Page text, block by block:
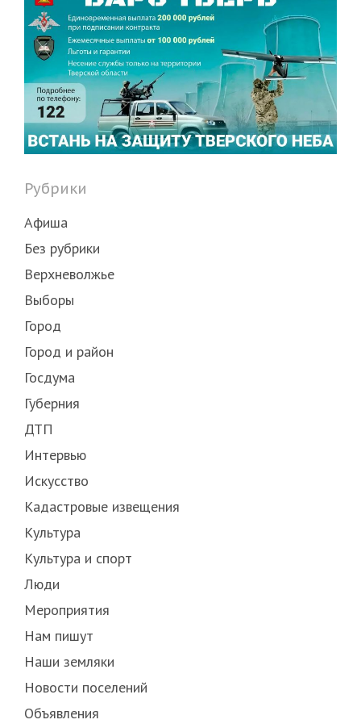
Рубрики
Афиша
Без рубрики
Верхневолжье
Выборы
Город
Город и район
Госдума
Губерния
ДТП
Интервью
Искусство
Кадастровые извещения
Культура
Культура и спорт
Люди
Мероприятия
Нам пишут
Наши земляки
Новости поселений
Объявления